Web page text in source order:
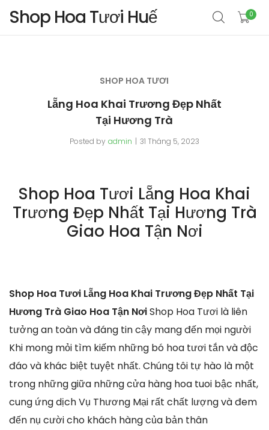
Shop Hoa Tươi Huế 0
SHOP HOA TƯƠI
Lẵng Hoa Khai Trương Đẹp Nhất
Tại Hương Trà
Posted by admin 31 Tháng 5, 2023
Shop Hoa Tươi Lẵng Hoa Khai
Trương Đẹp Nhất Tại Hương Trà
Giao Hoa Tận Nơi
Shop Hoa Tươi Lẵng Hoa Khai Trương Đẹp Nhất Tại
Hương Trà Giao Hoa Tận NơiShop Hoa Tươi là liên
tưởng an toàn và đáng tin cậy mang đến mọi người
Khi mong mỏi tìm kiếm những bó hoa tươi tắn và độc
đáo và khác biệt tuyệt nhất. Chúng tôi tự hào là một
trong những giữa những cửa hàng hoa tuoi bậc nhất,
cung ứng dịch Vụ Thương Mại rất chất lượng và đem
đến nụ cười cho khách hàng của bản thân